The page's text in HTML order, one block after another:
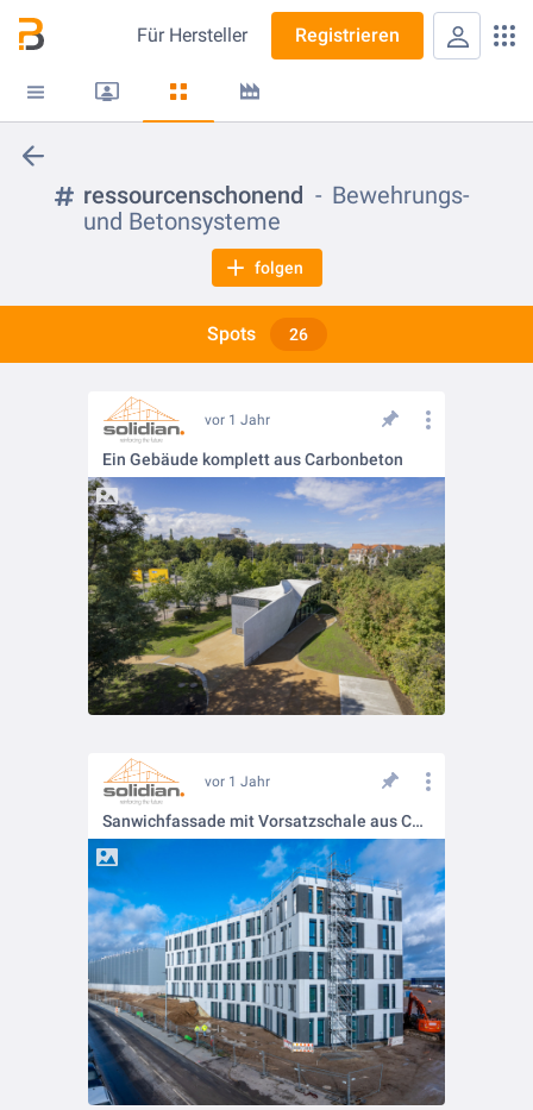
Für Hersteller Registrieren
ressourcenschonend
Bewehrungs-
und Betonsysteme
folgen
Spots 26
vor 1 Jahr
Ein Gebäude komplett aus Carbonbeton
vor 1 Jahr
Sanwichfassade mit Vorsatzschale aus Carbonbeton